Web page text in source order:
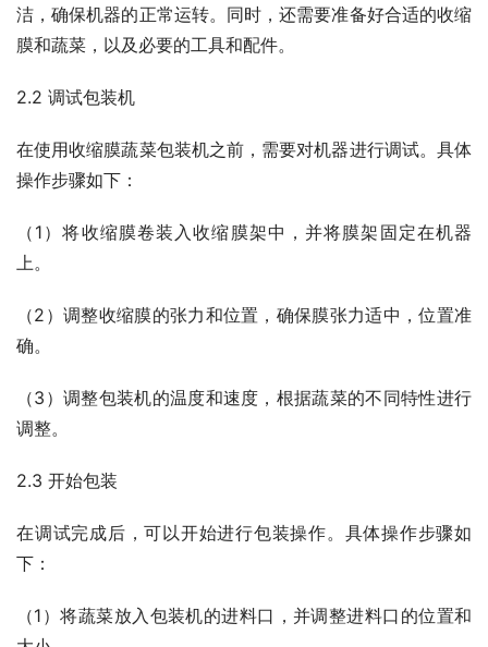
洁，确保机器的正常运转。同时，还需要准备好合适的收缩
膜和蔬菜，以及必要的工具和配件。
2.2 调试包装机
在使用收缩膜蔬菜包装机之前，需要对机器进行调试。具体
操作步骤如下：
（1）将收缩膜卷装入收缩膜架中，并将膜架固定在机器
上。
（2）调整收缩膜的张力和位置，确保膜张力适中，位置准
确。
（3）调整包装机的温度和速度，根据蔬菜的不同特性进行
调整。
2.3 开始包装
在调试完成后，可以开始进行包装操作。具体操作步骤如
下：
（1）将蔬菜放入包装机的进料口，并调整进料口的位置和